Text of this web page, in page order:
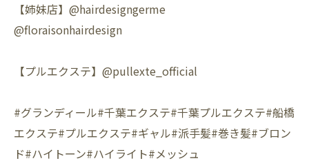
【姉妹店】@hairdesigngerme
@floraisonhairdesign
【プルエクステ】@pullexte_official
#グランディール#千葉エクステ#千葉プルエクステ#船橋
エクステ#プルエクステ#ギャル#派手髪#巻き髪#ブロン
ド#ハイトーン#ハイライト#メッシュ